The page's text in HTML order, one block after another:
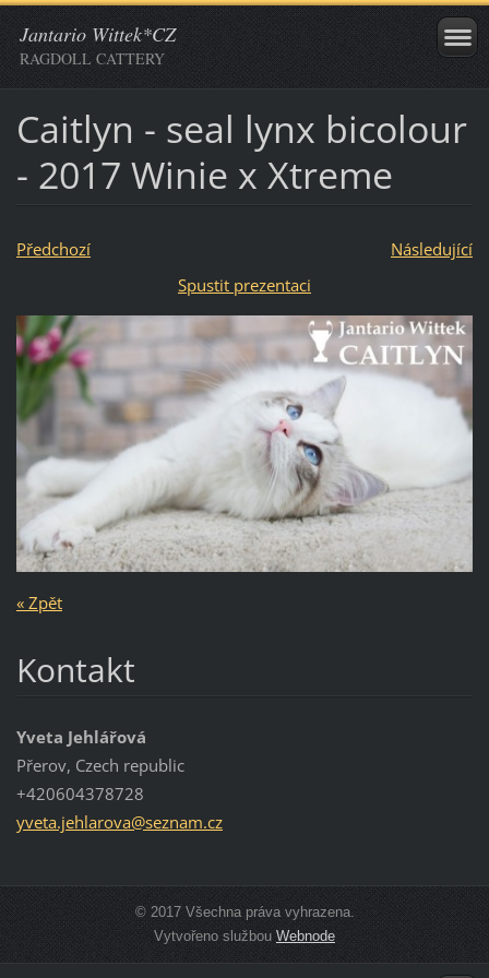
Jantario Wittek*CZ
RAGDOLL CATTERY
Caitlyn - seal lynx bicolour
- 2017 Winie x Xtreme
Předchozí
Následující
Spustit prezentaci
« Zpět
Kontakt
Yveta Jehlářová
Přerov, Czech republic
+420604378728
yveta.jehlarova@seznam.cz
© 2017 Všechna práva vyhrazena.
Vytvořeno službou Webnode